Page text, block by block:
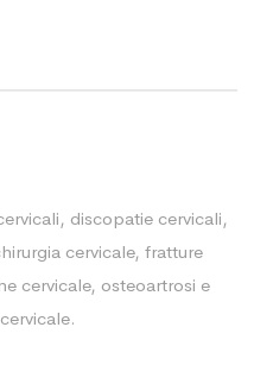
discopatie cervicali,
cervicale, fratture
cervicale, osteoartrosi e